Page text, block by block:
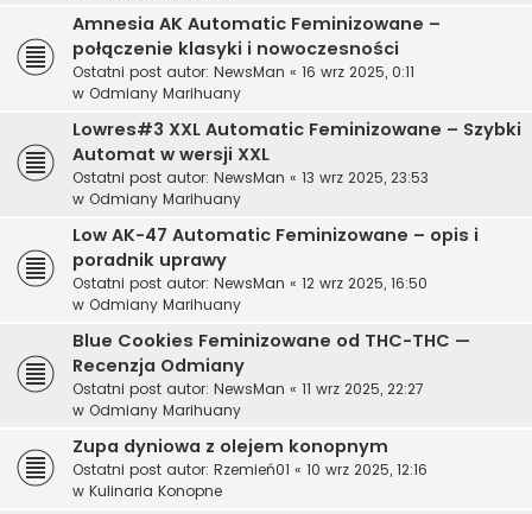
Amnesia AK Automatic Feminizowane –
połączenie klasyki i nowoczesności
Ostatni post autor: NewsMan « 16 wrz 2025, 0:11
w Odmiany Marihuany
Lowres#3 XXL Automatic Feminizowane – Szybki
Automat w wersji XXL
Ostatni post autor: NewsMan « 13 wrz 2025, 23:53
w Odmiany Marihuany
Low AK-47 Automatic Feminizowane – opis i
poradnik uprawy
Ostatni post autor: NewsMan « 12 wrz 2025, 16:50
w Odmiany Marihuany
Blue Cookies Feminizowane od THC-THC —
Recenzja Odmiany
Ostatni post autor: NewsMan « 11 wrz 2025, 22:27
w Odmiany Marihuany
Zupa dyniowa z olejem konopnym
Ostatni post autor: Rzemień01 « 10 wrz 2025, 12:16
w Kulinaria Konopne